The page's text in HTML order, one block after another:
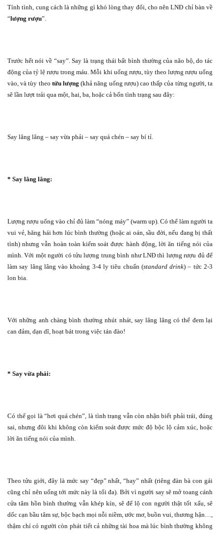
Tính tình, cung cách là những gì khó lòng thay đổi, cho nên LNĐ chỉ bàn về
“lượng rượu”.
Trước hết nói về “say”. Say là trạng thái bất bình thường của não bộ, do tác
động của tỷ lệ rượu trong máu. Mỗi khi uống rượu, tùy theo lượng rượu uống
vào, và tùy theo tửu lượng (khả năng uống rượu) cao thấp của từng người, ta
sẽ lần lượt trải qua một, hai, ba, hoặc cả bốn tình trạng sau đây:
Say lâng lâng – say vừa phải – say quá chén – say bí tỉ.
* Say lâng lâng:
Lượng rượu uống vào chỉ đủ làm “nóng máy” (warm up). Có thể làm người ta
vui vẻ, hăng hái hơn lúc bình thường (hoặc ai oán, sầu đời, nếu đang bị thất
tình) nhưng vẫn hoàn toàn kiểm soát được hành động, lời ăn tiếng nói của
mình. Với một người có tửu lượng trung bình như LNĐ thì lượng rượu đủ để
làm say lâng lâng vào khoảng 3-4 ly tiêu chuẩn (standard drink) – tức 2-3
lon bia.
Với những anh chàng bình thường nhút nhát, say lâng lâng có thể đem lại
can đảm, dạn dĩ, hoạt bát trong việc tán đào!
* Say vừa phải:
Có thể gọi là “hơi quá chén”, là tình trạng vẫn còn nhận biết phải trái, đúng
sai, nhưng đôi khi không còn kiểm soát được mức độ bộc lộ cảm xúc, hoặc
lời ăn tiếng nói của mình.
Theo tửu giới, đây là mức say “đẹp” nhất, “hay” nhất (riêng đàn bà con gái
cũng chỉ nên uống tới mức này là tối đa). Bởi vì người say sẽ mở toang cánh
cửa tâm hồn bình thường vẫn khép kín, sẽ để lộ con người thật tốt xấu, sẽ
dốc cạn bầu tâm sự, bộc bạch mọi nỗi niềm, ước mơ, buồn vui, thương hận…,
thậm chí có người còn phát tiết cả những tài hoa mà lúc bình thường không